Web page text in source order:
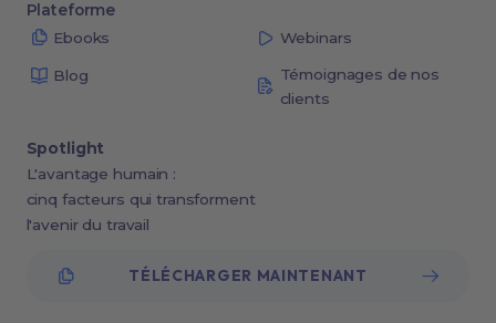
Plateforme
Ebooks
Webinars
Blog
Témoignages de nos
clients
Spotlight
L'avantage humain :
cinq facteurs qui transforment
l'avenir du travail
TÉLÉCHARGER MAINTENANT